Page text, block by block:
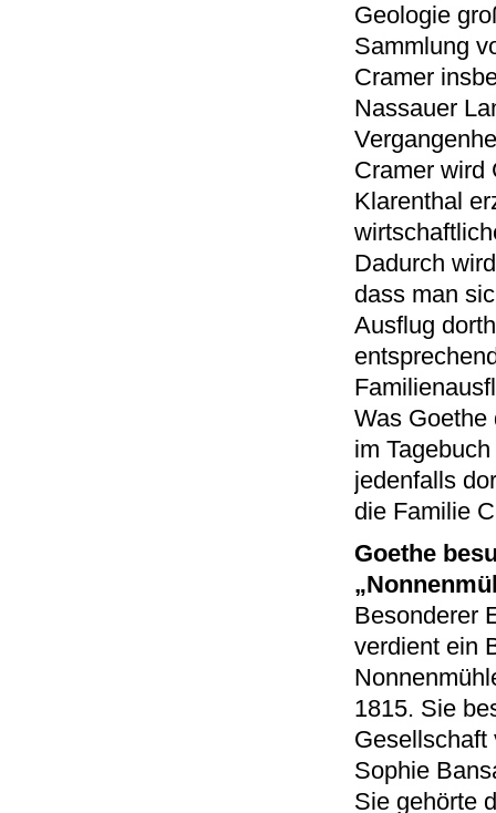
Geologie
Sammlung
Cramer
Nassauer
Cramer wird
Klarenthal
Dadurch
dass man
Ausflug
Was Goethe
im
jedenfalls
die Familie
Goethe
Besonderer
verdient ein
1815. Sie
Gesellschaft
Sophie
Sie gehörte